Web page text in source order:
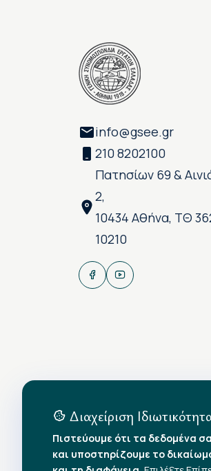
info@gsee.gr
210 8202100
Πατησίων 69 &
2,
10434 Αθήνα, ΤΘ
10210
Διαχείριση
Πιστεύουμε ότι τα δεδομένα
και υποστηρίζουμε το